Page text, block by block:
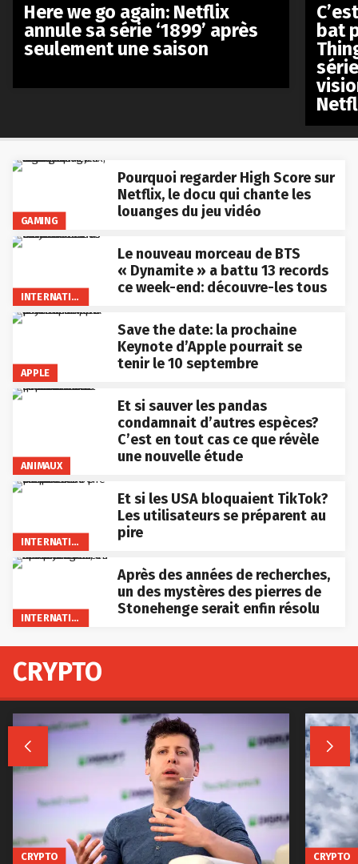
GAMING
Pourquoi regarder High Score sur
Netflix, le docu qui chante les
louanges du jeu vidéo
INTERNATIONAL
Le nouveau morceau de BTS
« Dynamite » a battu 13 records
ce week-end: découvre-les tous
APPLE
Save the date: la prochaine
Keynote d’Apple pourrait se
tenir le 10 septembre
ANIMAUX
Et si sauver les pandas
condamnait d’autres espèces?
C’est en tout cas ce que révèle
une nouvelle étude
INTERNATIONAL
Et si les USA bloquaient TikTok?
Les utilisateurs se préparent au
pire
INTERNATIONAL
Après des années de recherches,
un des mystères des pierres de
Stonehenge serait enfin résolu
Here we go again: Netflix
annule sa série ‘1899’ après
seulement une saison
bat
CRYPTO
 
CRYPTO CRYPTO